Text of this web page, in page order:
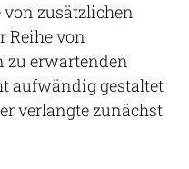
zusätzlichen
Reihe von
zu erwartenden
aufwändig gestaltet
verlangte zunächst